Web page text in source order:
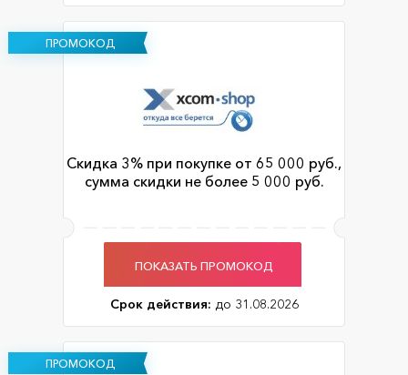
ПРОМОКОД
Скидка 3% при покупке от 65 000 руб.,
сумма скидки не более 5 000 руб.
ПОКАЗАТЬ ПРОМОКОД
Срок действия: до 31.08.2026
ПРОМОКОД